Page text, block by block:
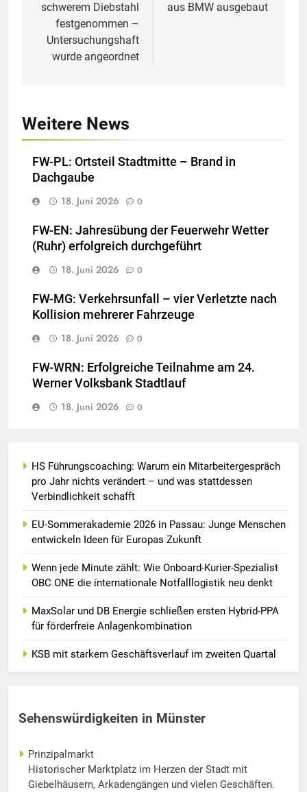
schwerem Diebstahl
festgenommen –
Untersuchungshaft
wurde angeordnet
aus BMW ausgebaut
Weitere News
FW-PL: Ortsteil Stadtmitte – Brand in
Dachgaube
18. Juni 2026
0
FW-EN: Jahresübung der Feuerwehr Wetter
(Ruhr) erfolgreich durchgeführt
18. Juni 2026
0
FW-MG: Verkehrsunfall – vier Verletzte nach
Kollision mehrerer Fahrzeuge
18. Juni 2026
0
FW-WRN: Erfolgreiche Teilnahme am 24.
Werner Volksbank Stadtlauf
18. Juni 2026
0
HS Führungscoaching: Warum ein Mitarbeitergespräch
pro Jahr nichts verändert – und was stattdessen
Verbindlichkeit schafft
EU-Sommerakademie 2026 in Passau: Junge Menschen
entwickeln Ideen für Europas Zukunft
Wenn jede Minute zählt: Wie Onboard-Kurier-Spezialist
OBC ONE die internationale Notfalllogistik neu denkt
MaxSolar und DB Energie schließen ersten Hybrid-PPA
für förderfreie Anlagenkombination
KSB mit starkem Geschäftsverlauf im zweiten Quartal
Sehenswürdigkeiten in Münster
Prinzipalmarkt
Historischer Marktplatz im Herzen der Stadt mit
Giebelhäusern, Arkadengängen und vielen Geschäften.